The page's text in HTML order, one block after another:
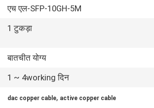
एच एल-SFP-10GH-5M
1 टुकड़ा
बातचीत योग्य
1 ~ 4working दिन
dac copper cable, active copper cable